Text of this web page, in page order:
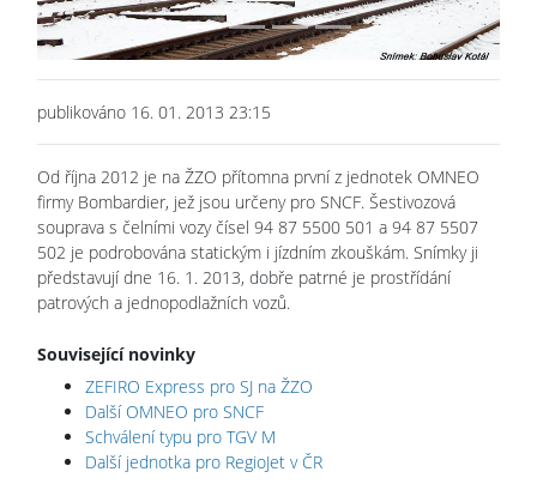
publikováno 16. 01. 2013 23:15
Od října 2012 je na ŽZO přítomna první z jednotek OMNEO
firmy Bombardier, jež jsou určeny pro SNCF. Šestivozová
souprava s čelními vozy čísel 94 87 5500 501 a 94 87 5507
502 je podrobována statickým i jízdním zkouškám. Snímky ji
představují dne 16. 1. 2013, dobře patrné je prostřídání
patrových a jednopodlažních vozů.
Související novinky
ZEFIRO Express pro SJ na ŽZO
Další OMNEO pro SNCF
Schválení typu pro TGV M
Další jednotka pro RegioJet v ČR